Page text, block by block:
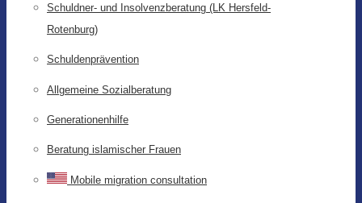
Schuldner- und Insolvenzberatung (LK Hersfeld-
Rotenburg)
Schuldenprävention
Allgemeine Sozialberatung
Generationenhilfe
Beratung islamischer Frauen
Mobile migration consultation